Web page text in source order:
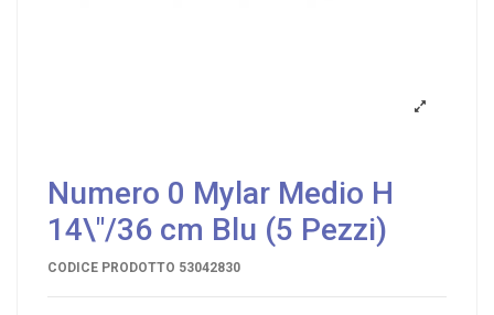
Numero 0 Mylar Medio H
14\"/36 cm Blu (5 Pezzi)
CODICE PRODOTTO 53042830